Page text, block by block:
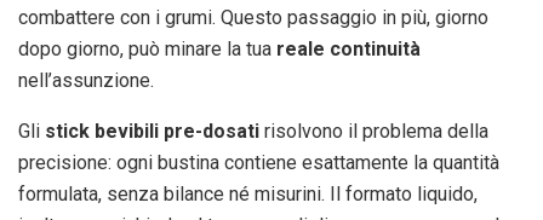
combattere con i grumi. Questo passaggio in più, giorno
dopo giorno, può minare la tua reale continuità
nell’assunzione.
Gli stick bevibili pre-dosati risolvono il problema della
precisione: ogni bustina contiene esattamente la quantità
formulata, senza bilance né misurini. Il formato liquido,